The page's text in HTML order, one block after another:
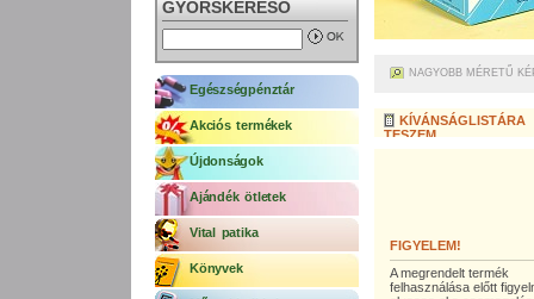
GYORSKERESŐ
Egészségpénztár
Akciós termékek
Újdonságok
Ajándék ötletek
Vital patika
Könyvek
NAGYOBB MÉRETŰ
KÍVÁNSÁGLISTÁRA
TESZEM
FIGYELEM!
A megrendelt termék
felhasználása előtt